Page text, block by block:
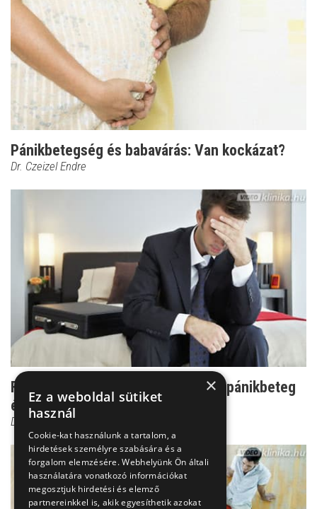
Pánikbetegség és babavárás: Van kockázat?
Dr. Czeizel Endre
Felzaklató tünetek - így romlik le a pánikbeteg
életminősége
Dr. Ormay István
×
Ez a weboldal sütiket
használ
Cookie-kat használunk a tartalom, a
hirdetések személyre szabására és a
forgalom elemzésére. Webhelyünk Ön általi
használatára vonatkozó információkat
megosztjuk hirdetési és elemző
partnereinkkel is, akik egyesíthetik azokat